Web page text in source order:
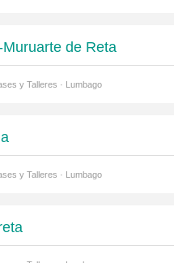
Muruarte de Reta
y Talleres · Lumbago
y Talleres · Lumbago